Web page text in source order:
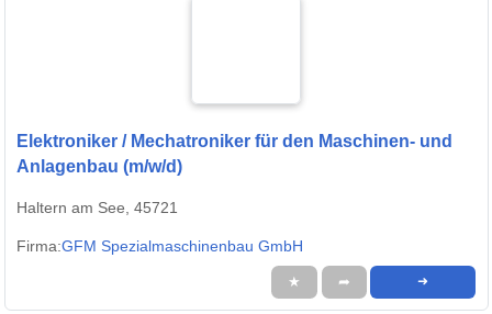
Elektroniker / Mechatroniker für den Maschinen- und
Anlagenbau (m/w/d)
Haltern am See, 45721
Firma:GFM Spezialmaschinenbau GmbH
★ ➦ ➜